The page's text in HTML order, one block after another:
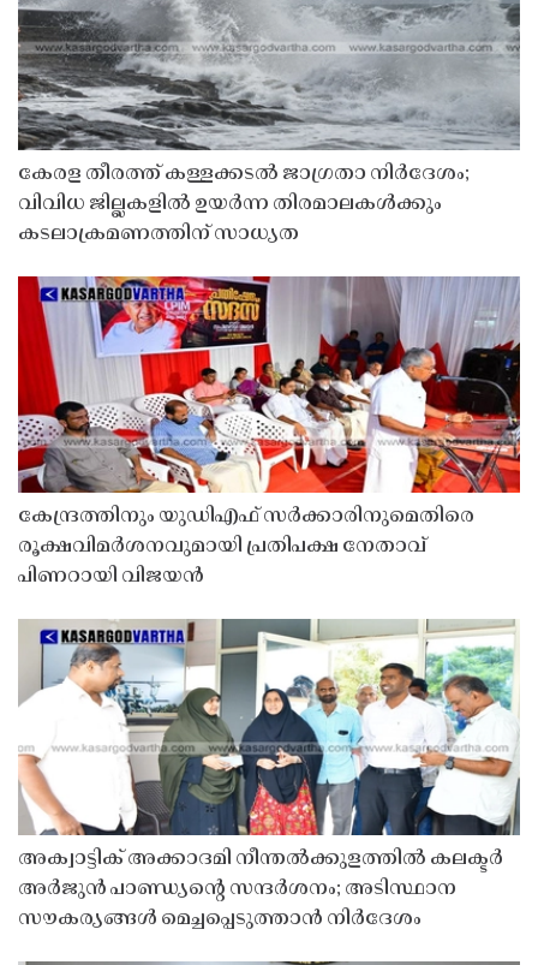
കേരള തീരത്ത് കള്ളക്കടൽ ജാഗ്രതാ നിർദേശം;
വിവിധ ജില്ലകളിൽ ഉയർന്ന തിരമാലകൾക്കും
കടലാക്രമണത്തിന് സാധ്യത
കേന്ദ്രത്തിനും യുഡിഎഫ് സർക്കാരിനുമെതിരെ
രൂക്ഷവിമർശനവുമായി പ്രതിപക്ഷ നേതാവ്
പിണറായി വിജയൻ
അക്വാട്ടിക് അക്കാദമി നീന്തൽക്കുളത്തിൽ കലക്ടർ
അർജുൻ പാണ്ഡ്യൻ്റെ സന്ദർശനം; അടിസ്ഥാന
സൗകര്യങ്ങൾ മെച്ചപ്പെടുത്താൻ നിർദേശം